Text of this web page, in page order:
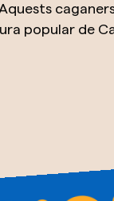
popular de
a la
que